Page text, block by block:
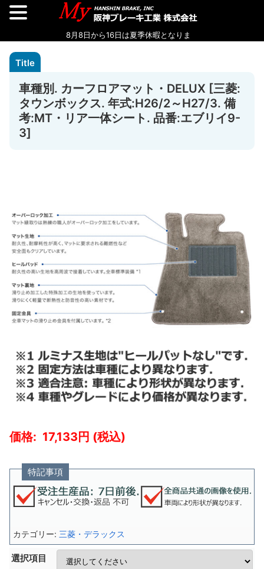
車種別. カーフロアマット・DELUX [三菱:
タウンボックス. 年式:H26/2～H27/3. 備
考:MT・リア一体シート. 品番:エブリイ9-
3]
17,133
特記事項
選択項目
カテゴリー: 三菱・デラックス